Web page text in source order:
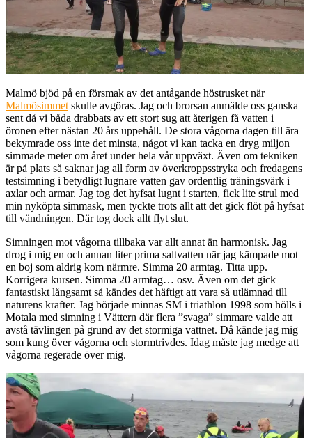
Malmö bjöd på en försmak av det antågande höstrusket när
Malmösimmet skulle avgöras. Jag och brorsan anmälde oss ganska
sent då vi båda drabbats av ett stort sug att återigen få vatten i
öronen efter nästan 20 års uppehåll. De stora vågorna dagen till ära
bekymrade oss inte det minsta, något vi kan tacka en dryg miljon
simmade meter om året under hela vår uppväxt. Även om tekniken
är på plats så saknar jag all form av överkroppsstryka och fredagens
testsimning i betydligt lugnare vatten gav ordentlig träningsvärk i
axlar och armar. Jag tog det hyfsat lugnt i starten, fick lite strul med
min nyköpta simmask, men tyckte trots allt att det gick flöt på hyfsat
till vändningen. Där tog dock allt flyt slut.
Simningen mot vågorna tillbaka var allt annat än harmonisk. Jag
drog i mig en och annan liter prima saltvatten när jag kämpade mot
en boj som aldrig kom närmre. Simma 20 armtag. Titta upp.
Korrigera kursen. Simma 20 armtag… osv. Även om det gick
fantastiskt långsamt så kändes det häftigt att vara så utlämnad till
naturens krafter. Jag började minnas SM i triathlon 1998 som hölls i
Motala med simning i Vättern där flera ”svaga” simmare valde att
avstå tävlingen på grund av det stormiga vattnet. Då kände jag mig
som kung över vågorna och stormtrivdes. Idag måste jag medge att
vågorna regerade över mig.